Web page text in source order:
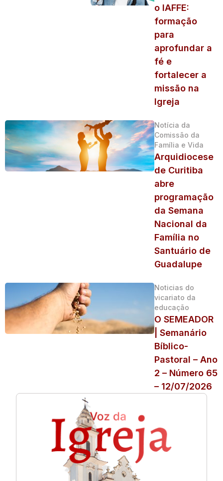
o IAFFE:
formação
para
aprofundar a
fé e
fortalecer a
missão na
Igreja
Notícia da
Comissão da
Família e Vida
Arquidiocese
de Curitiba
abre
programação
da Semana
Nacional da
Família no
Santuário de
Guadalupe
Noticias do
vicariato da
educação
O SEMEADOR
| Semanário
Bíblico-
Pastoral – Ano
2 – Número 65
– 12/07/2026